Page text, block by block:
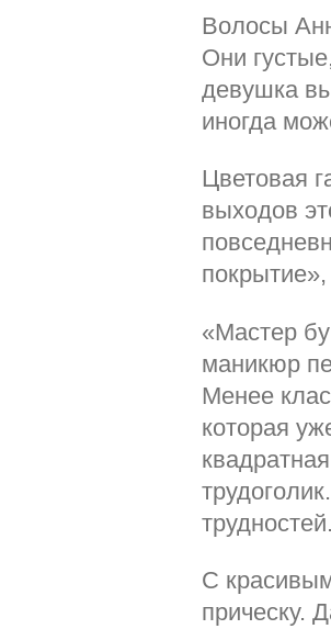
Волосы
Они
девушка
иногда
Цветовая
выходов
«Мастер
маникюр
Менее
которая
С
прическу.